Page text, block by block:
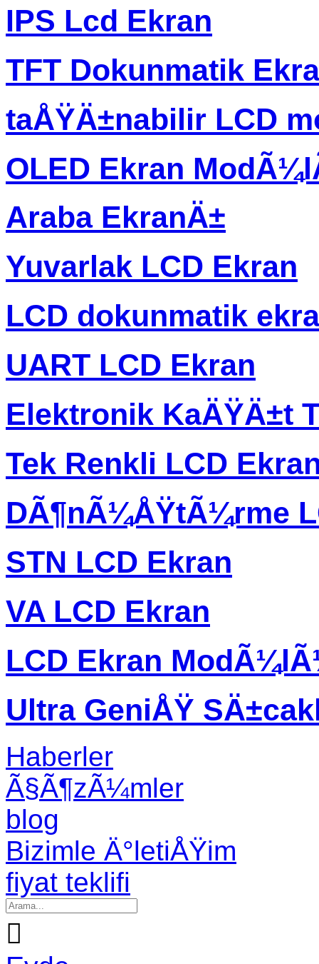
IPS Lcd Ekran
TFT Dokunmatik
taÅŸÄ±nabilir LCD
OLED Ekran
Araba EkranÄ±
Yuvarlak LCD Ekran
LCD dokunmatik
UART LCD Ekran
Elektronik KaÄŸÄ±t
Tek Renkli LCD
DÃ¶nÃ¼ÅŸtÃ¼rme
STN LCD Ekran
VA LCD Ekran
LCD Ekran
Ultra GeniÅŸ
Haberler
Ã§Ã¶zÃ¼mler
blog
Bizimle Ä°letiÅŸim
fiyat teklifi
